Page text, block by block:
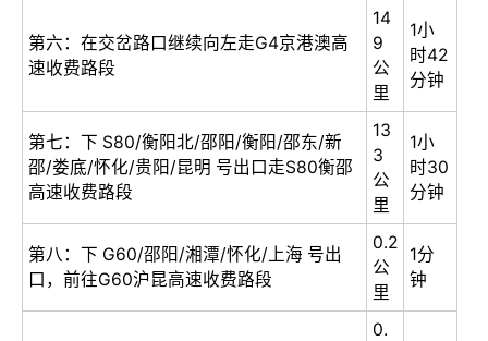
第六：在交岔路口继续向左走G4京港澳高
速收费路段
14
9
公
里
1小
时42
分钟
第七：下 S80/衡阳北/邵阳/衡阳/邵东/新
邵/娄底/怀化/贵阳/昆明 号出口走S80衡邵
高速收费路段
13
3
公
里
1小
时30
分钟
第八：下 G60/邵阳/湘潭/怀化/上海 号出
口，前往G60沪昆高速收费路段
0.2
公
里
1分
钟
0.